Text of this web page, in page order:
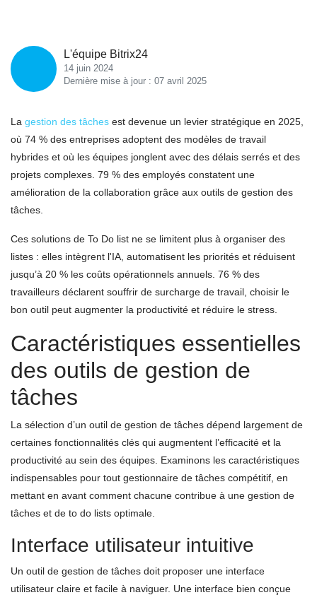
L'équipe Bitrix24
14 juin 2024
Dernière mise à jour : 07 avril 2025
La gestion des tâches est devenue un levier stratégique en 2025,
où 74 % des entreprises adoptent des modèles de travail
hybrides et où les équipes jonglent avec des délais serrés et des
projets complexes. 79 % des employés constatent une
amélioration de la collaboration grâce aux outils de gestion des
tâches.
Ces solutions de To Do list ne se limitent plus à organiser des
listes : elles intègrent l'IA, automatisent les priorités et réduisent
jusqu’à 20 % les coûts opérationnels annuels. 76 % des
travailleurs déclarent souffrir de surcharge de travail, choisir le
bon outil peut augmenter la productivité et réduire le stress.
Caractéristiques essentielles
des outils de gestion de
tâches
La sélection d’un outil de gestion de tâches dépend largement de
certaines fonctionnalités clés qui augmentent l’efficacité et la
productivité au sein des équipes. Examinons les caractéristiques
indispensables pour tout gestionnaire de tâches compétitif, en
mettant en avant comment chacune contribue à une gestion de
tâches et de to do lists optimale.
Interface utilisateur intuitive
Un outil de gestion de tâches doit proposer une interface
utilisateur claire et facile à naviguer. Une interface bien conçue